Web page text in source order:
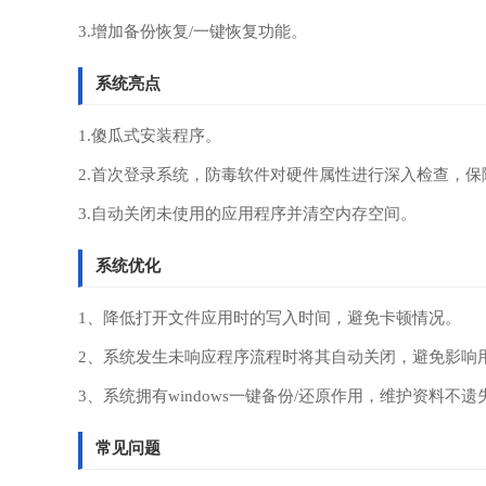
3.增加备份恢复/一键恢复功能。
系统亮点
1.傻瓜式安装程序。
2.首次登录系统，防毒软件对硬件属性进行深入检查，保
3.自动关闭未使用的应用程序并清空内存空间。
系统优化
1、降低打开文件应用时的写入时间，避免卡顿情况。
2、系统发生未响应程序流程时将其自动关闭，避免影响
3、系统拥有windows一键备份/还原作用，维护资料不遗
常见问题